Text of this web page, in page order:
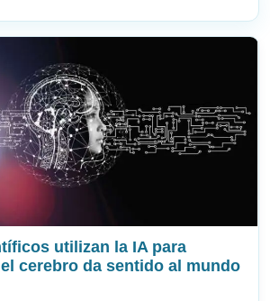
utilizan la IA para
cerebro da sentido al mundo